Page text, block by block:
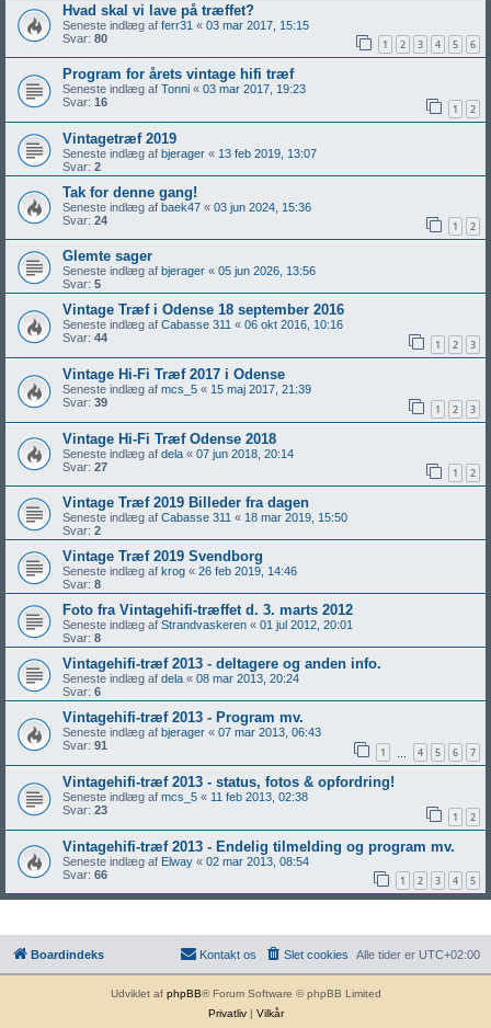
Hvad skal vi lave på træffet?
Seneste indlæg af ferr31 « 03 mar 2017, 15:15
Svar: 80 1 2 3 4 5 6
Program for årets vintage hifi træf
Seneste indlæg af Tonni « 03 mar 2017, 19:23
Svar: 16 1 2
Vintagetræf 2019
Seneste indlæg af bjerager « 13 feb 2019, 13:07
Svar: 2
Tak for denne gang!
Seneste indlæg af baek47 « 03 jun 2024, 15:36
Svar: 24 1 2
Glemte sager
Seneste indlæg af bjerager « 05 jun 2026, 13:56
Svar: 5
Vintage Træf i Odense 18 september 2016
Seneste indlæg af Cabasse 311 « 06 okt 2016, 10:16
Svar: 44 1 2 3
Vintage Hi-Fi Træf 2017 i Odense
Seneste indlæg af mcs_5 « 15 maj 2017, 21:39
Svar: 39 1 2 3
Vintage Hi-Fi Træf Odense 2018
Seneste indlæg af dela « 07 jun 2018, 20:14
Svar: 27 1 2
Vintage Træf 2019 Billeder fra dagen
Seneste indlæg af Cabasse 311 « 18 mar 2019, 15:50
Svar: 2
Vintage Træf 2019 Svendborg
Seneste indlæg af krog « 26 feb 2019, 14:46
Svar: 8
Foto fra Vintagehifi-træffet d. 3. marts 2012
Seneste indlæg af Strandvaskeren « 01 jul 2012, 20:01
Svar: 8
Vintagehifi-træf 2013 - deltagere og anden info.
Seneste indlæg af dela « 08 mar 2013, 20:24
Svar: 6
Vintagehifi-træf 2013 - Program mv.
Seneste indlæg af bjerager « 07 mar 2013, 06:43
Svar: 91 1 4 5 6 7
Vintagehifi-træf 2013 - status, fotos & opfordring!
Seneste indlæg af mcs_5 « 11 feb 2013, 02:38
Svar: 23 1 2
Vintagehifi-træf 2013 - Endelig tilmelding og program mv.
Seneste indlæg af Elway « 02 mar 2013, 08:54
Svar: 66 1 2 3 4 5
Boardindeks Alle tider er UTC+02:00
Slet cookies
Kontakt os
Udviklet af phpBB® Forum Software © phpBB Limited
Privatliv| Vilkår